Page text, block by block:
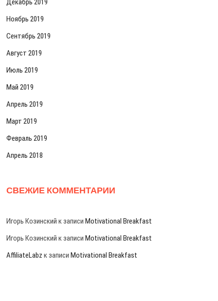
Декабрь 2019
Ноябрь 2019
Сентябрь 2019
Август 2019
Июль 2019
Май 2019
Апрель 2019
Март 2019
Февраль 2019
Апрель 2018
СВЕЖИЕ КОММЕНТАРИИ
Игорь Козинский к записиMotivational Breakfast
Игорь Козинский к записиMotivational Breakfast
AffiliateLabz к записиMotivational Breakfast